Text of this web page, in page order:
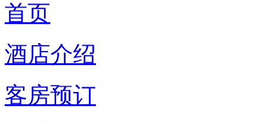
首页
酒店介绍
客房预订